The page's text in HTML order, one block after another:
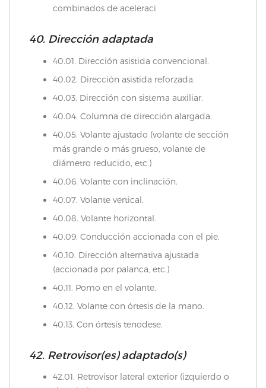
combinados de aceleraci
40. Dirección adaptada
40.01. Dirección asistida convencional.
40.02. Dirección asistida reforzada.
40.03. Dirección con sistema auxiliar.
40.04. Columna de dirección alargada.
40.05. Volante ajustado (volante de sección
más grande o más grueso, volante de
diámetro reducido, etc.)
40.06. Volante con inclinación.
40.07. Volante vertical.
40.08. Volante horizontal.
40.09. Conducción accionada con el pie.
40.10. Dirección alternativa ajustada
(accionada por palanca, etc.)
40.11. Pomo en el volante.
40.12. Volante con órtesis de la mano.
40.13. Con órtesis tenodese.
42. Retrovisor(es) adaptado(s)
42.01. Retrovisor lateral exterior (izquierdo o